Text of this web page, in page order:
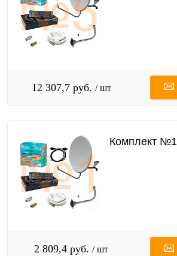
12 307,7 руб. / шт
Комплект №1
2 809,4 руб. / шт